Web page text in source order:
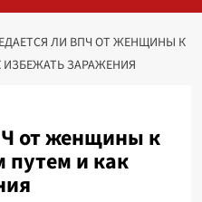
ЛИ ВПЧ ОТ ЖЕНЩИНЫ К
ЗАРАЖЕНИЯ
от женщины к
и как